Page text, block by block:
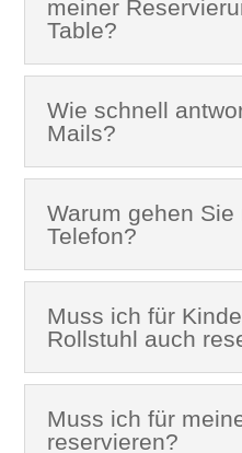
meiner
Table?
Wie schnell
Mails?
Warum gehen Sie
Telefon?
Muss ich für
Rollstuhl auch
Muss ich für
reservieren?